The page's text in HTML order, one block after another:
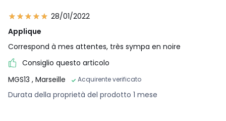
28/01/2022
Applique
Correspond à mes attentes, très sympa en noire
Consiglio questo articolo
MGS13 , Marseille Acquirente verificato
Durata della proprietà del prodotto 1 mese